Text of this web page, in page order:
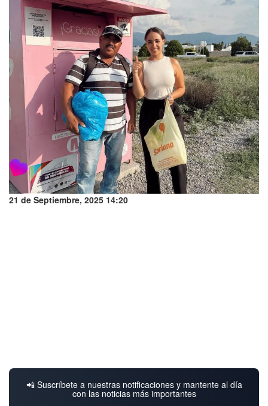
21 de Septiembre, 2025 14:20
📲 Suscríbete a nuestras notificaciones y mantente al día
con las noticias más importantes